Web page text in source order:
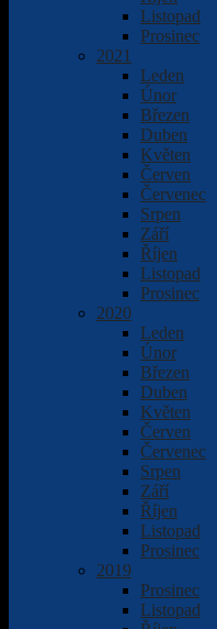
Listopad
Prosinec
2021
Leden
Únor
Březen
Duben
Květen
Červen
Červenec
Srpen
Září
Říjen
Listopad
Prosinec
2020
Leden
Únor
Březen
Duben
Květen
Červen
Červenec
Srpen
Září
Říjen
Listopad
Prosinec
2019
Prosinec
Listopad